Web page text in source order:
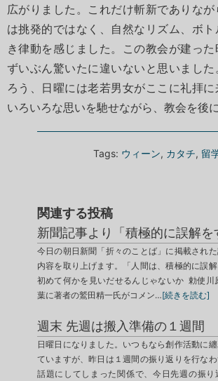
広がりました。これだけ斬新でありな
は挑発的ではなく、自然なリズム、ボ
き律動を感じました。この教会が建っ
ずいぶん驚いたに違いないと思いまし
ろう、日曜には老若男女がここに礼拝に
いろいろな思いを馳せながら、教会を後
Tags: ウィーン, カタチ, 留
関連する投稿
新聞記事より「積極的に誤解を
今日の朝日新聞「折々のことば」に掲載され
内容を取り上げます。「人間は、積極的に誤解
初めて何かを見いだせるんじゃないか 勅使川
葉に著者の鷲田精一氏がコメン…[続きを読む]
週末 先週は搬入準備の１週間
日曜日になりました。いつもなら創作活動に
ていますが、昨日は１週間の振り返りを行な
話題にしてしまった関係で、今日先週の振り